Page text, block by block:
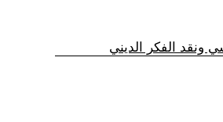
ونقد الفكر الديني